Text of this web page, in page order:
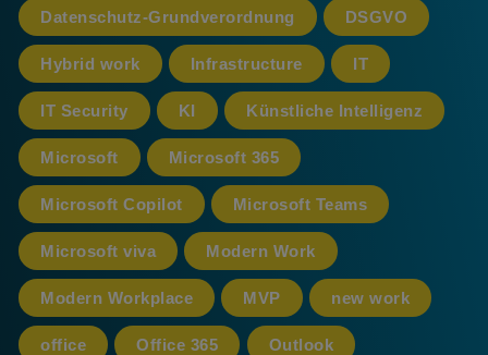
Datenschutz-Grundverordnung DSGVO
Hybrid work Infrastructure IT
IT Security KI Künstliche Intelligenz
Microsoft Microsoft 365
Microsoft Copilot Microsoft Teams
Microsoft viva Modern Work
Modern Workplace MVP new work
office Office 365 Outlook